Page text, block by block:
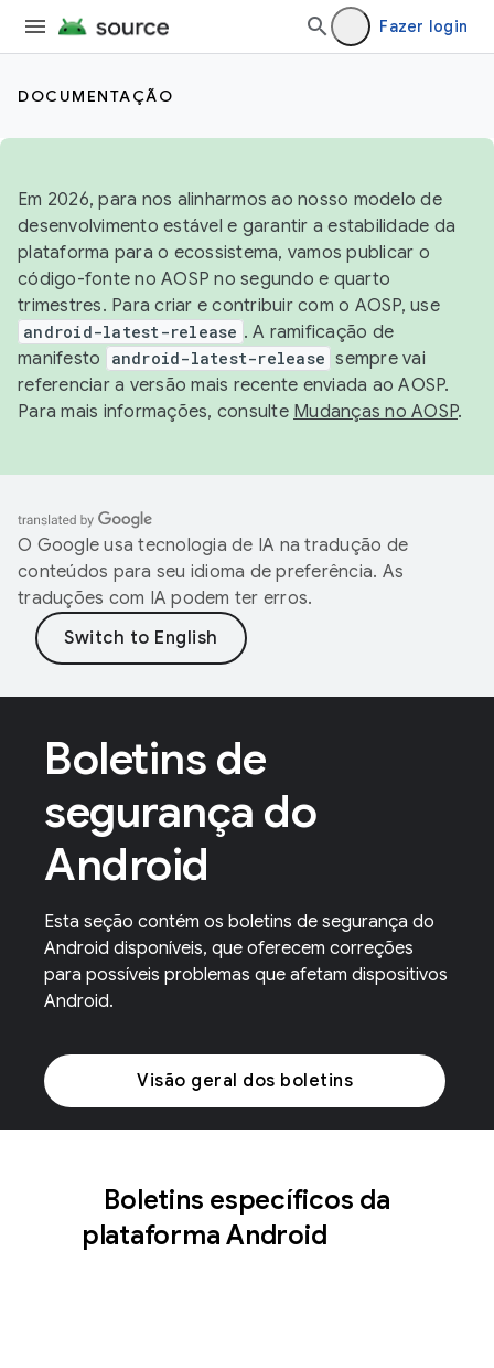
Fazer login
DOCUMENTAÇÃO
Em 2026, para nos alinharmos ao nosso modelo de
desenvolvimento estável e garantir a estabilidade da
plataforma para o ecossistema, vamos publicar o
código-fonte no AOSP no segundo e quarto
trimestres. Para criar e contribuir com o AOSP, use
android-latest-release . A ramificação de
manifesto
android-latest-release sempre vai
referenciar a versão mais recente enviada ao AOSP.
Para mais informações, consulte Mudanças no AOSP.
O Google usa tecnologia de IA na tradução de
conteúdos para seu idioma de preferência. As
traduções com IA podem ter erros.
Boletins de
segurança do
Android
Esta seção contém os boletins de segurança do
Android disponíveis, que oferecem correções
para possíveis problemas que afetam dispositivos
Android.
Visão geral dos boletins
Boletins específicos da
plataforma Android